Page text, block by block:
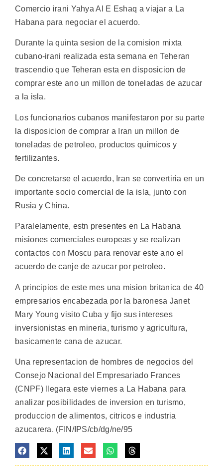
Comercio irani Yahya Al E Eshaq a viajar a La
Habana para negociar el acuerdo.
Durante la quinta sesion de la comision mixta
cubano-irani realizada esta semana en Teheran
trascendio que Teheran esta en disposicion de
comprar este ano un millon de toneladas de azucar
a la isla.
Los funcionarios cubanos manifestaron por su parte
la disposicion de comprar a Iran un millon de
toneladas de petroleo, productos quimicos y
fertilizantes.
De concretarse el acuerdo, Iran se convertiria en un
importante socio comercial de la isla, junto con
Rusia y China.
Paralelamente, estn presentes en La Habana
misiones comerciales europeas y se realizan
contactos con Moscu para renovar este ano el
acuerdo de canje de azucar por petroleo.
A principios de este mes una mision britanica de 40
empresarios encabezada por la baronesa Janet
Mary Young visito Cuba y fijo sus intereses
inversionistas en mineria, turismo y agricultura,
basicamente cana de azucar.
Una representacion de hombres de negocios del
Consejo Nacional del Empresariado Frances
(CNPF) llegara este viernes a La Habana para
analizar posibilidades de inversion en turismo,
produccion de alimentos, citricos e industria
azucarera. (FIN/IPS/cb/dg/ne/95